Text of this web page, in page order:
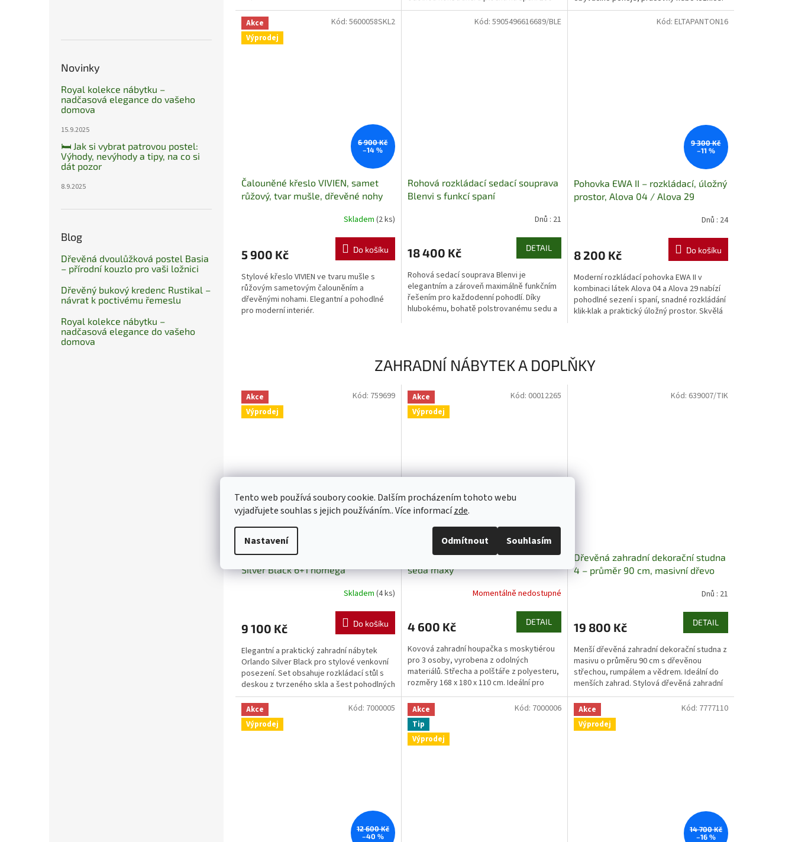
Tento web používá soubory cookie. Dalším procházením tohoto webu
vyjadřujete souhlas s jejich používáním.. Více informacízde.
Nastavení Odmítnout Souhlasím
Novinky
Royal kolekce nábytku –
nadčasová elegance do vašeho
domova
15.9.2025
🛏️ Jak si vybrat patrovou postel:
Výhody, nevýhody a tipy, na co si
dát pozor
8.9.2025
Blog
Dřevěná dvoulůžková postel Basia
– přírodní kouzlo pro vaši ložnici
Dřevěný bukový kredenc Rustikal –
návrat k poctivému řemeslu
Royal kolekce nábytku –
nadčasová elegance do vašeho
domova
115 cm.
Rozměry: 90 x 64 x 174 cm.
Akce
Výprodej
6 900 Kč
–14 %
Čalouněné křeslo VIVIEN, samet
růžový, tvar mušle, dřevěné nohy
Skladem (2 ks)
5 900 Kč Do košíku
Stylové křeslo VIVIEN ve tvaru mušle s
růžovým sametovým čalouněním a
dřevěnými nohami. Elegantní a pohodlné
pro moderní interiér.
Kód: 5600058SKL2
Rohová rozkládací sedací souprava
Blenvi s funkcí spaní
Dnů : 21
18 400 Kč DETAIL
Rohová sedací souprava Blenvi je
elegantním a zároveň maximálně funkčním
řešením pro každodenní pohodlí. Díky
hlubokému, bohatě polstrovanému sedu a
Kód: 5905496616689/BLE
9 300 Kč
–11 %
Pohovka EWA II – rozkládací, úložný
prostor, Alova 04 / Alova 29
Dnů : 24
8 200 Kč Do košíku
Moderní rozkládací pohovka EWA II v
kombinaci látek Alova 04 a Alova 29 nabízí
pohodlné sezení i spaní, snadné rozkládání
klik-klak a praktický úložný prostor. Skvělá
Kód: ELTAPANTON16
ZAHRADNÍ NÁBYTEK A DOPLŇKY
Akce
Výprodej
15 310 Kč
zahradní nábytek hliníkový Orlando
Silver Black 6+1 homega
Skladem (4 ks)
9 100 Kč Do košíku
Elegantní a praktický zahradní nábytek
Orlando Silver Black pro stylové venkovní
posezení. Set obsahuje rozkládací stůl s
deskou z tvrzeného skla a šest pohodlných
židlí s...
Kód: 759699
Akce
Výprodej
Zahradní houpačka s moskytiérou
šedá maxy
Momentálně nedostupné
4 600 Kč DETAIL
Kovová zahradní houpačka s moskytiérou
pro 3 osoby, vyrobena z odolných
materiálů. Střecha a polštáře z polyesteru,
rozměry 168 x 180 x 110 cm. Ideální pro
zahradu, terasu či...
Kód: 00012265
Dřevěná zahradní dekorační studna
4 – průměr 90 cm, masivní dřevo
Dnů : 21
19 800 Kč DETAIL
Menší dřevěná zahradní dekorační studna z
masivu o průměru 90 cm s dřevěnou
střechou, rumpálem a vědrem. Ideální do
menších zahrad. Stylová dřevěná zahradní
dekorační studna 4 o...
Kód: 639007/TIK
Akce
Výprodej
12 600 Kč
–40 %
Kód: 7000005
Akce
Tip
Výprodej
Kód: 7000006
Akce
Výprodej
14 700 Kč
–16 %
Kód: 7777110